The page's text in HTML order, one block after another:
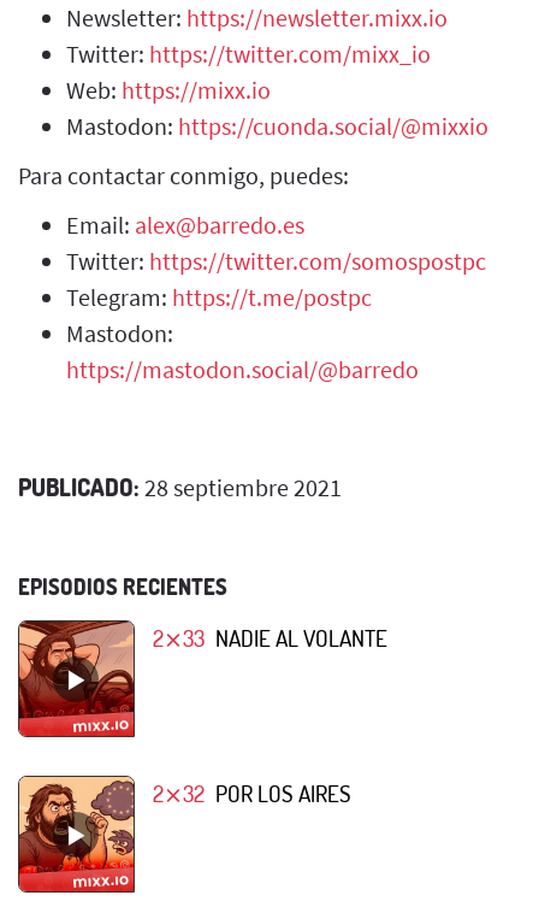
Newsletter: https://newsletter.mixx.io
Twitter: https://twitter.com/mixx_io
Web: https://mixx.io
Mastodon: https://cuonda.social/@mixxio
Para contactar conmigo, puedes:
Email: alex@barredo.es
Twitter: https://twitter.com/somospostpc
Telegram: https://t.me/postpc
Mastodon:
https://mastodon.social/@barredo
PUBLICADO: 28 septiembre 2021
EPISODIOS RECIENTES
2⨯33 NADIE AL VOLANTE
2⨯32 POR LOS AIRES